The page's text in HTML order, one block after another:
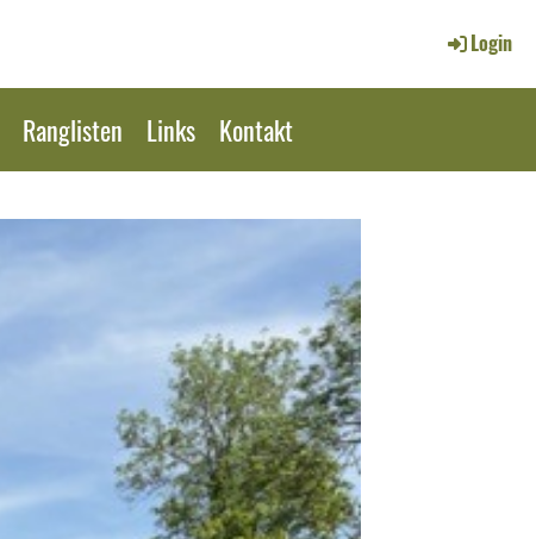
Login
Ranglisten Links Kontakt